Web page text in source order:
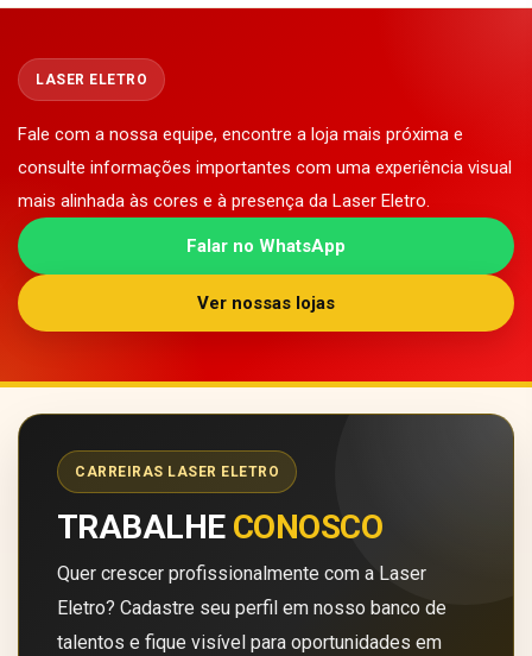
LASER ELETRO
Fale com a nossa equipe, encontre a loja mais próxima e
consulte informações importantes com uma experiência visual
mais alinhada às cores e à presença da Laser Eletro.
Falar no WhatsApp
Ver nossas lojas
CARREIRAS LASER ELETRO
TRABALHE CONOSCO
Quer crescer profissionalmente com a Laser
Eletro? Cadastre seu perfil em nosso banco de
talentos e fique visível para oportunidades em